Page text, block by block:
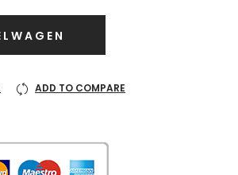
ADD TO COMPARE